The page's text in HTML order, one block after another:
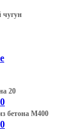
20
бетона М400